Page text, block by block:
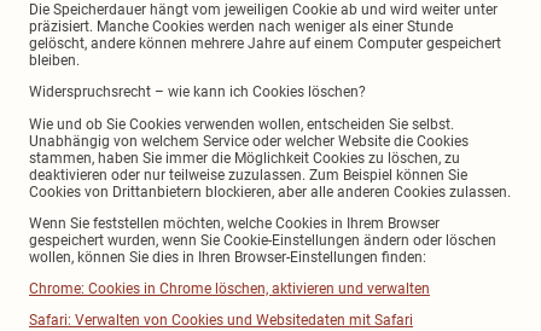
Die Speicherdauer hängt vom jeweiligen Cookie ab und wird weiter unter
präzisiert. Manche Cookies werden nach weniger als einer Stunde
gelöscht, andere können mehrere Jahre auf einem Computer gespeichert
bleiben.
Widerspruchsrecht – wie kann ich Cookies löschen?
Wie und ob Sie Cookies verwenden wollen, entscheiden Sie selbst.
Unabhängig von welchem Service oder welcher Website die Cookies
stammen, haben Sie immer die Möglichkeit Cookies zu löschen, zu
deaktivieren oder nur teilweise zuzulassen. Zum Beispiel können Sie
Cookies von Drittanbietern blockieren, aber alle anderen Cookies zulassen.
Wenn Sie feststellen möchten, welche Cookies in Ihrem Browser
gespeichert wurden, wenn Sie Cookie-Einstellungen ändern oder löschen
wollen, können Sie dies in Ihren Browser-Einstellungen finden:
Chrome: Cookies in Chrome löschen, aktivieren und verwalten
Safari: Verwalten von Cookies und Websitedaten mit Safari